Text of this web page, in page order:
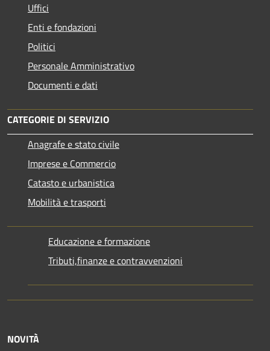
Uffici
Enti e fondazioni
Politici
Personale Amministrativo
Documenti e dati
CATEGORIE DI SERVIZIO
Anagrafe e stato civile
Imprese e Commercio
Catasto e urbanistica
Mobilità e trasporti
Educazione e formazione
Tributi,finanze e contravvenzioni
NOVITÀ